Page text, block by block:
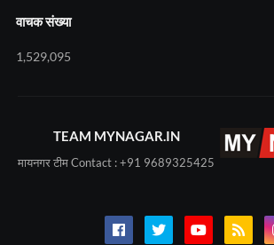
वाचक संख्या
1,529,095
TEAM MYNAGAR.IN
मायनगर टीम Contact : +91 9689325425